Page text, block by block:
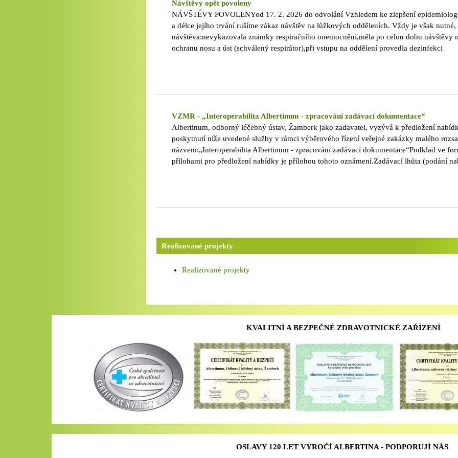
Návštěvy opět povoleny
NÁVŠTĚVY POVOLENYod 17. 2. 2026 do odvolání Vzhledem ke zlepšení
a délce jejího trvání rušíme zákaz návštěv na lůžkových odděleních. Vždy je však nutné,
návštěva:nevykazovala známky respiračního onemocnění,měla po celou dobu návštěvy
ochranu nosu a úst (schválený respirátor),při vstupu na oddělení provedla dezinfekci
rukou. Děkujeme, že nám pomáháte chránit vaše blízké i ty,kteří o ně pečují. 17. 2. 2026
VZMR - „Interoperabilita Albertinum - zpracování zadávací dokumentace“
Albertinum, odborný léčebný ústav, Žamberk jako zadavatel, vyzývá k předložení
poskytnutí níže uvedené služby v rámci výběrového řízení veřejné zakázky malého
názvem:„Interoperabilita Albertinum - zpracování zadávací dokumentace“Podklad ve
přílohami pro předložení nabídky je přílohou tohoto oznámení.Zadávací lhůta (podání
Realizované projekty
Realizované projekty
KVALITNÍ A BEZPEČNÉ ZDRAVOTNICKÉ ZAŘÍZENÍ
OSLAVY 120 LET VÝROČÍ ALBERTINA - PODPORUJÍ NÁS